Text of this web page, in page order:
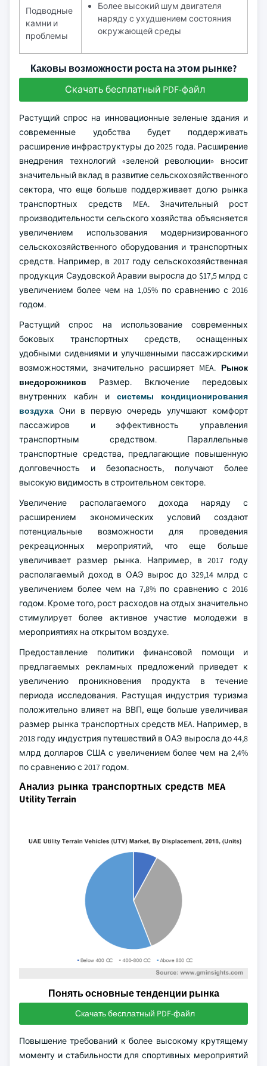
Подводные
камни и
проблемы
Более высокий шум двигателя
наряду с ухудшением состояния
окружающей среды
Каковы возможности роста на этом рынке?
Скачать бесплатный PDF-файл
Растущий спрос на инновационные зеленые здания и
современные удобства будет поддерживать
расширение инфраструктуры до 2025 года. Расширение
внедрения технологий «зеленой революции» вносит
значительный вклад в развитие сельскохозяйственного
сектора, что еще больше поддерживает долю рынка
транспортных средств MEA. Значительный рост
производительности сельского хозяйства объясняется
увеличением использования модернизированного
сельскохозяйственного оборудования и транспортных
средств. Например, в 2017 году сельскохозяйственная
продукция Саудовской Аравии выросла до $17,5 млрд с
увеличением более чем на 1,05% по сравнению с 2016
годом.
Растущий спрос на использование современных
боковых транспортных средств, оснащенных
удобными сидениями и улучшенными пассажирскими
возможностями, значительно расширяет MEA. Рынок
внедорожников Размер. Включение передовых
внутренних кабин и системы кондиционирования
воздуха Они в первую очередь улучшают комфорт
пассажиров и эффективность управления
транспортным средством. Параллельные
транспортные средства, предлагающие повышенную
долговечность и безопасность, получают более
высокую видимость в строительном секторе.
Увеличение располагаемого дохода наряду с
расширением экономических условий создают
потенциальные возможности для проведения
рекреационных мероприятий, что еще больше
увеличивает размер рынка. Например, в 2017 году
располагаемый доход в ОАЭ вырос до 329,14 млрд с
увеличением более чем на 7,8% по сравнению с 2016
годом. Кроме того, рост расходов на отдых значительно
стимулирует более активное участие молодежи в
мероприятиях на открытом воздухе.
Предоставление политики финансовой помощи и
предлагаемых рекламных предложений приведет к
увеличению проникновения продукта в течение
периода исследования. Растущая индустрия туризма
положительно влияет на ВВП, еще больше увеличивая
размер рынка транспортных средств MEA. Например, в
2018 году индустрия путешествий в ОАЭ выросла до 44,8
млрд долларов США с увеличением более чем на 2,4%
по сравнению с 2017 годом.
Анализ рынка транспортных средств MEA
Utility Terrain
Понять основные тенденции рынка
Скачать бесплатный PDF-файл
Повышение требований к более высокому крутящему
моменту и стабильности для спортивных мероприятий